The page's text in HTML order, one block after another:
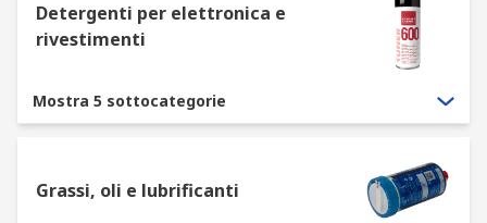
Detergenti per elettronica e
rivestimenti
Mostra 5 sottocategorie
Grassi, oli e lubrificanti